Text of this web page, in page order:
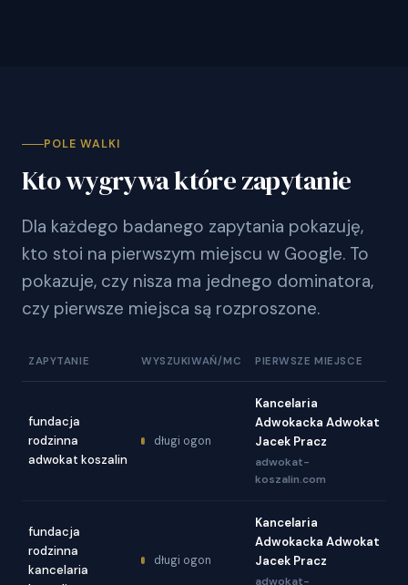
POLE WALKI
Kto wygrywa które zapytanie
Dla każdego badanego zapytania pokazuję,
kto stoi na pierwszym miejscu w Google. To
pokazuje, czy nisza ma jednego dominatora,
czy pierwsze miejsca są rozproszone.
ZAPYTANIE WYSZUKIWAŃ/MC PIERWSZE MIEJSCE
fundacja
rodzinna
adwokat koszalin
długi ogon
Kancelaria
Adwokacka Adwokat
Jacek Pracz
adwokat-
koszalin.com
fundacja
rodzinna
kancelaria
długi ogon
Kancelaria
Adwokacka Adwokat
Jacek Pracz
adwokat-